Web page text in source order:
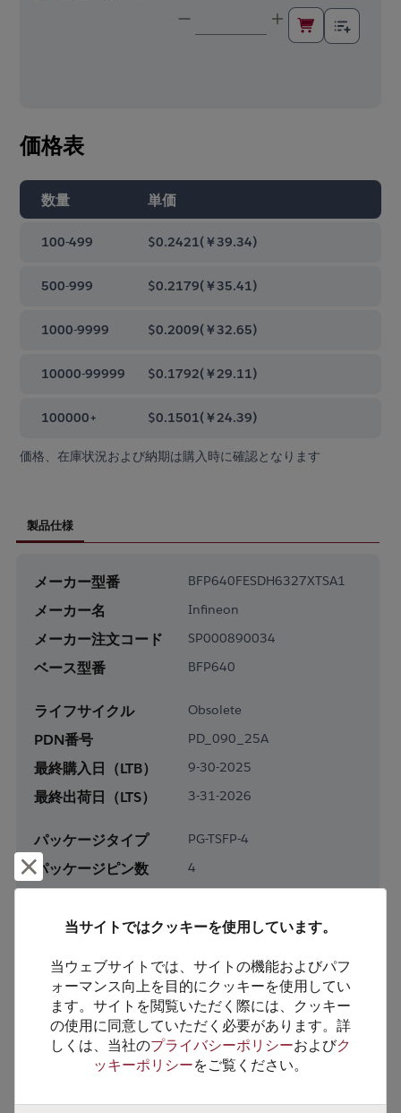
価格表
数量 単価
100-499 $0.2421(￥39.34)
500-999 $0.2179(￥35.41)
1000-9999 $0.2009(￥32.65)
10000-99999 $0.1792(￥29.11)
100000+ $0.1501(￥24.39)
価格、在庫状況および納期は購入時に確認となります
製品仕様
メーカー型番 BFP640FESDH6327XTSA1
メーカー名 Infineon
メーカー注文コード SP000890034
ベース型番 BFP640
ライフサイクル Obsolete
PDN番号 PD_090_25A
最終購入日（LTB） 9-30-2025
最終出荷日（LTS） 3-31-2026
パッケージタイプ PG-TSFP-4
パッケージピン数 4
鉛フリー Yes
梱包数 3000
製品カテゴリー Discretes
製品サブカテゴリー Transistor
却下して閉じる
当サイトではクッキーを使用しています。
当ウェブサイトでは、サイトの機能およびパフ
ォーマンス向上を目的にクッキーを使用してい
ます。サイトを閲覧いただく際には、クッキー
の使用に同意していただく必要があります。詳
しくは、当社のプライバシーポリシーおよびク
ッキーポリシーをご覧ください。